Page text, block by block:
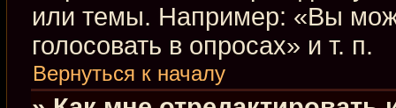
или темы. Например: «Вы
голосовать в опросах» и т. п.
Вернуться к началу